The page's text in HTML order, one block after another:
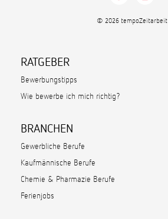
© 2026 tempoZeitarbeit
RATGEBER
Bewerbungstipps
Wie bewerbe ich mich richtig?
BRANCHEN
Gewerbliche Berufe
Kaufmännische Berufe
Chemie & Pharmazie Berufe
Ferienjobs